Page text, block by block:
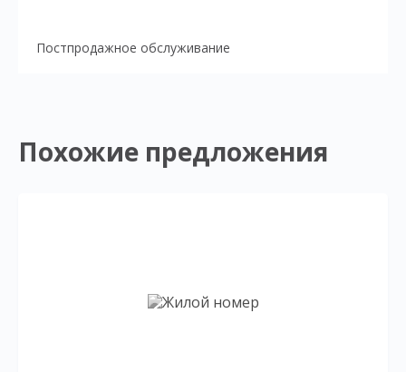
Постпродажное обслуживание
Похожие предложения